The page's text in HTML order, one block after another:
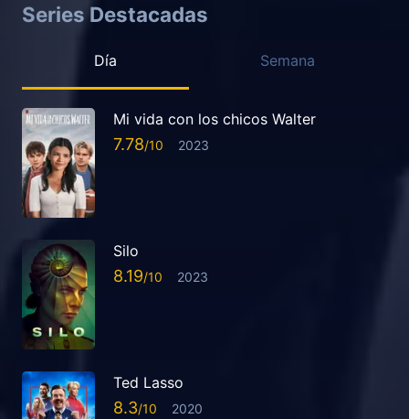
Series Destacadas
Día Semana
Mi vida con los chicos Walter
7.78 2023
Silo
8.19 2023
Ted Lasso
8.3 2020